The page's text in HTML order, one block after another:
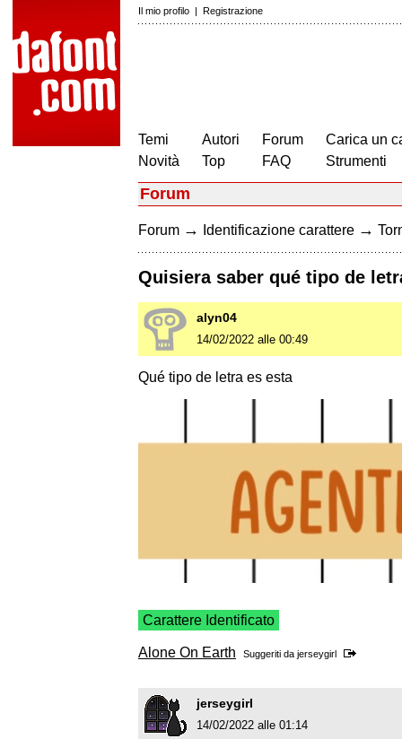
Il mio profilo | Registrazione
Temi
Novità
Autori
Top
Forum
FAQ
Carica un
Strumenti
Forum
Forum → Identificazione carattere →
Quisiera saber qué tipo de
alyn04
14/02/2022 alle 00:49
Qué tipo de letra es esta
Carattere Identificato
Alone On Earth Suggeriti da jerseygirl
jerseygirl
14/02/2022 alle 01:14